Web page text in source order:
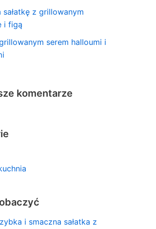
sałatkę z grillowanym
i figą
serem halloumi i
komentarze
i smaczna sałatka z